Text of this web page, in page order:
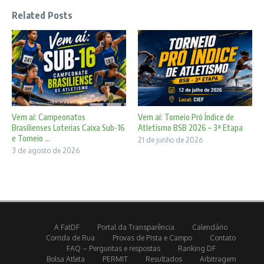
Related Posts
Vem aí: Campeonatos
Brasilienses Loterias Caixa Sub-16
e Torneio ...
3 de agosto de 2026
Vem aí: Torneio Pró Índice de
Atletismo BSB 2026 – 3ª Etapa
21 de junho de 2026
A FatDF Portal da Transparência
Calendário
Corrida de Rua
Provas de Pista e Campo
Contato
FAQ – Perguntas e respostas
Ranking DF
Bolsa Atleta
PERMIT Resultados Arbitragem